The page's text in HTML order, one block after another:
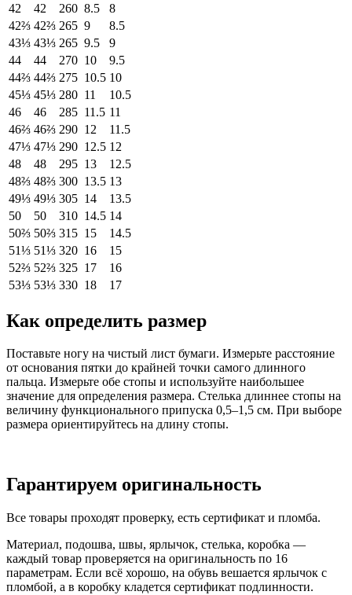
42
42 260 8.5
8
42⅔ 42⅔ 265 9
8.5
43⅓ 43⅓ 265 9.5
9
44
44 270 10
9.5
44⅔ 44⅔ 275 10.5 10
45⅓ 45⅓ 280 11
10.5
46
46 285 11.5 11
46⅔ 46⅔ 290 12
11.5
47⅓ 47⅓ 290 12.5 12
48
48 295 13
12.5
48⅔ 48⅔ 300 13.5 13
49⅓ 49⅓ 305 14
13.5
50
50 310 14.5 14
50⅔ 50⅔ 315 15
14.5
51⅓ 51⅓ 320 16
15
52⅔ 52⅔ 325 17
16
53⅓ 53⅓ 330 18 17
Как определить размер
Поставьте ногу на чистый лист бумаги. Измерьте расстояние
от основания пятки до крайней точки самого длинного
пальца. Измерьте обе стопы и используйте наибольшее
значение для определения размера. Стелька длиннее стопы на
величину функционального припуска 0,5–1,5 см. При выборе
размера ориентируйтесь на длину стопы.
Гарантируем оригинальность
Все товары проходят проверку, есть сертификат и пломба.
Материал, подошва, швы, ярлычок, стелька, коробка —
каждый товар проверяется на оригинальность по 16
параметрам. Если всё хорошо, на обувь вешается ярлычок с
пломбой, а в коробку кладется сертификат подлинности.